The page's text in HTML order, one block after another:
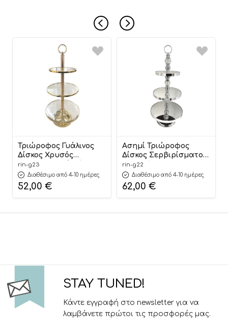
Τριώροφος Γυάλινος
Δίσκος Χρυσός
Διακοσμητική Βάση
Σερβιρίσματος | Γ23
Riniotis
rin-g23
Διαθέσιμο από 4-10 ημέρες
52,00 €
Ασημί Τριώροφος
Δίσκος Σερβιρίσματος
& Διακόσμησης με
Καθρέφτη | Γ22
Riniotis
rin-g22
Διαθέσιμο από 4-10 ημέρες
62,00 €
STAY TUNED!
Κάντε εγγραφή στο newsletter για να
λαμβάνετε πρώτοι τις προσφορές μας.